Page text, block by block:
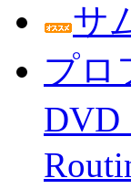
サ
プロ
DVD